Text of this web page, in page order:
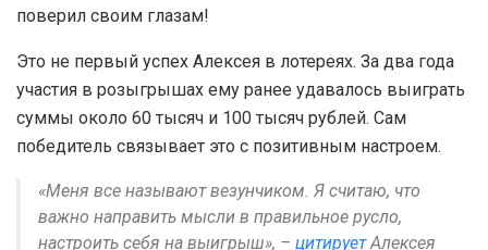
поверил своим глазам!
Это не первый успех Алексея в лотереях. За два года
участия в розыгрышах ему ранее удавалось выиграть
суммы около 60 тысяч и 100 тысяч рублей. Сам
победитель связывает это с позитивным настроем.
«Меня все называют везунчиком. Я считаю, что
важно направить мысли в правильное русло,
настроить себя на выигрыш», – цитируетАлексея